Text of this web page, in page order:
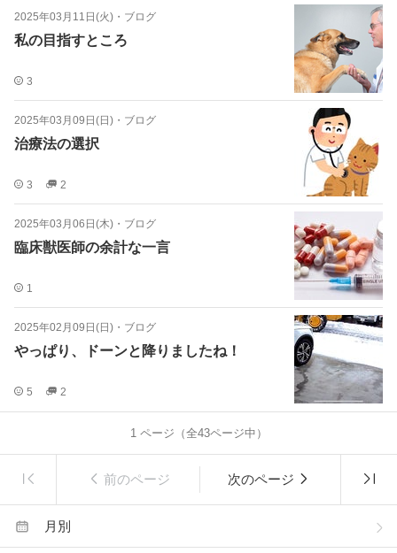
2025年03月11日(火) ・ ブログ
私の目指すところ
3
2025年03月09日(日) ・ ブログ
治療法の選択
3 2
2025年03月06日(木) ・ ブログ
臨床獣医師の余計な一言
1
2025年02月09日(日) ・ ブログ
やっぱり、ドーンと降りましたね！
5 2
1ページ（全43ページ中）
前のページ 次のページ
月別